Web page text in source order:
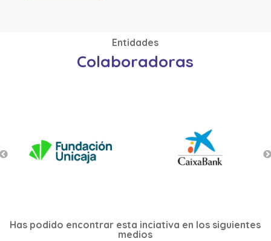
Entidades
Colaboradoras
Has podido encontrar esta inciativa en los siguientes
medios